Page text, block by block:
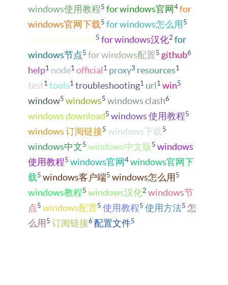
windows使用教程5 for windows官网 4 for
windows官网下载5 for windows怎么用 5
for windows教程 5 for windows汉化2 for
windows节点5 for windows配置5 github6
help1 node1 official 1 proxy3 resources1
test1 tools1 troubleshooting1 url 1 win5
window5 windows5 windows clash6
windows download5 windows 使用教程5
windows 订阅链接5 windows下载5
windows中文5 windows中文版 5 windows
使用教程5 windows官网 4 windows官网下
载5 windows客户端5 windows怎么用 5
windows教程5 windows汉化2 windows节
点 5 windows配置5 使用教程5 使用方法5 怎
么用 5 订阅链接6 配置文件5